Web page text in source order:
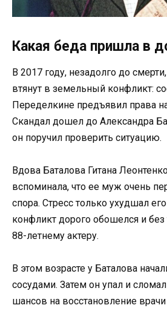
Какая беда пришла в
В 2017 году, незадолго до
втянут в земельный конфликт:
Переделкине предъявил права на
Скандал дошел до Александра
он поручил проверить ситуацию.
Вдова Баталова Гитана
вспоминала, что ее муж очень
спора. Стресс только ухудшал
конфликт дорого обошелся и
88-летнему актеру.
В этом возрасте у Баталова
сосудами. Затем он упал и
шансов на восстановление